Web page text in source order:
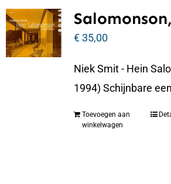
€35,00
Niek Smit - Hein
1994) Schijnbare
Toevoegen aan
winkelwagen